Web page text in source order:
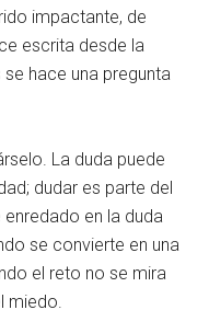
impactante, de
escrita desde la
hace una pregunta
La duda puede
dudar es parte del
en la duda
se convierte en una
el reto no se mira
miedo.